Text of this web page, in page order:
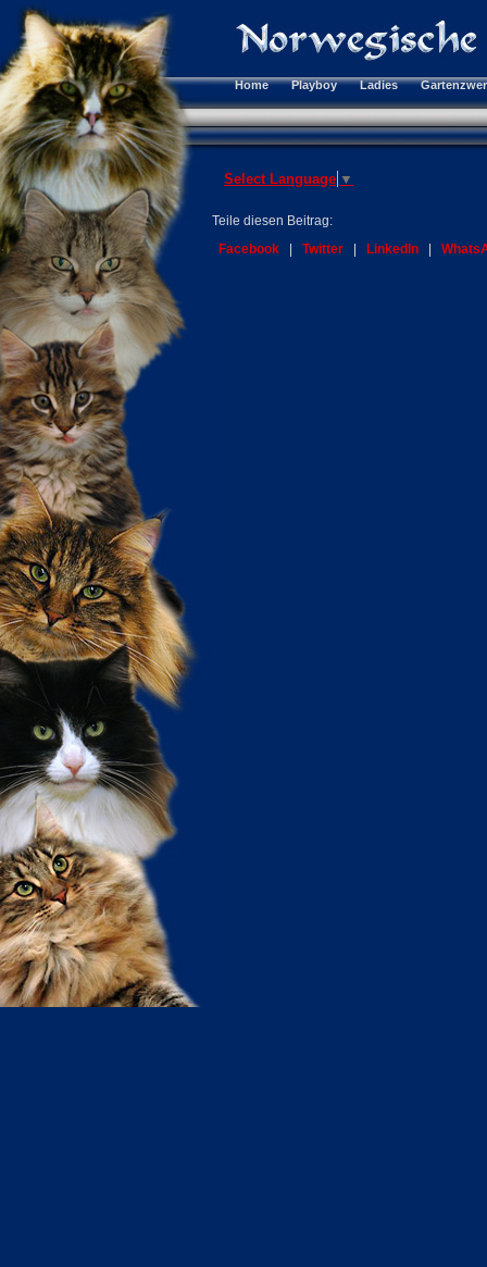
Home Playboy Ladies
Select Language ▼
Teile diesen Beitrag:
Facebook
Twitter LinkedIn